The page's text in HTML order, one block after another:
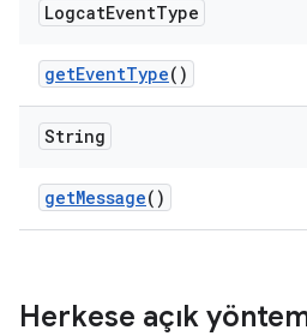
LogcatEventType
getEventType()
String
getMessage()
Herkese açık